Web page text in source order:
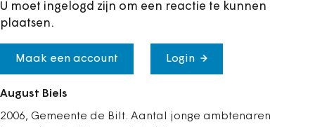
U moet ingelogd zijn om een reactie te kunnen
plaatsen.
Maak een account Login
August Biels
2006, Gemeente de Bilt. Aantal jonge ambtenaren